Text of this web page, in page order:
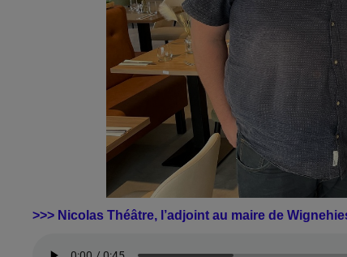
>>> Nicolas Théâtre, l’adjoint au maire de